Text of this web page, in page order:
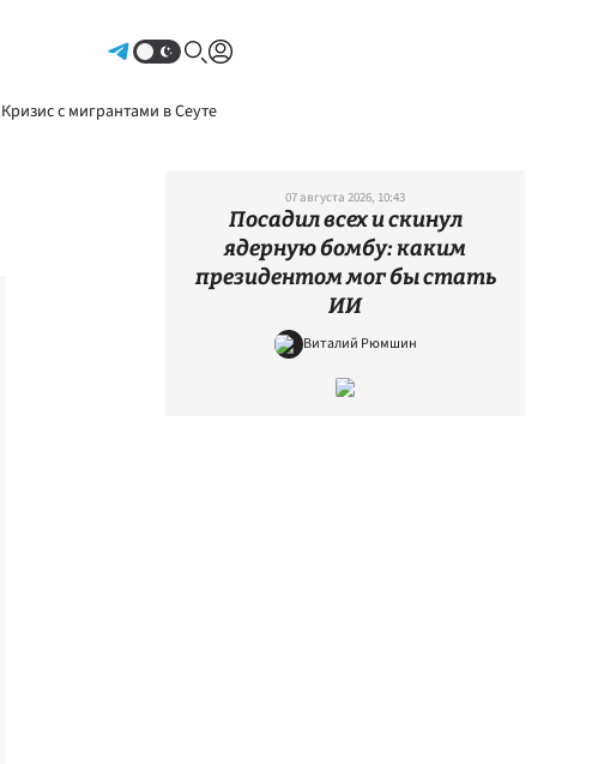
Кризис с мигрантами в Сеуте
07 августа 2026, 10:43
Посадил всех и скинул
ядерную бомбу: каким
президентом мог бы стать
ИИ
Виталий Рюмшин